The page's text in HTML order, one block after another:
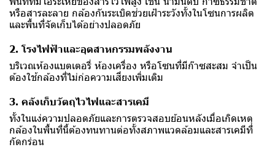
หรือสารละลาย กล้องกันระเบิดช่วยเฝ้าระวังทั้งในโซนการผลิต
และพื้นที่จัดเก็บได้อย่างปลอดภัย
2. โรงไฟฟ้าและอุตสาหกรรมพลังงาน
บริเวณห้องแบตเตอรี่ ห้องเครื่อง หรือโซนที่มีก๊าซสะสม จำเป็น
ต้องใช้กล้องที่ไม่ก่อความเสี่ยงเพิ่มเติม
3. คลังเก็บวัตถุไวไฟและสารเคมี
ทั้งในแง่ความปลอดภัยและการตรวจสอบย้อนหลังเมื่อเกิดเหตุ
กล้องในพื้นที่นี้ต้องทนทานต่อทั้งสภาพแวดล้อมและสารเคมีที่
กัดกร่อน